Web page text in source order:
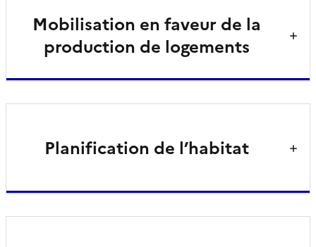
Mobilisation en faveur de la
production de logements
Planification de l’habitat